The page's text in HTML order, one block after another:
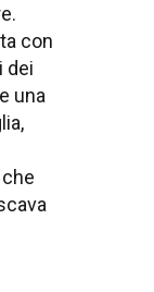
con
dei
una